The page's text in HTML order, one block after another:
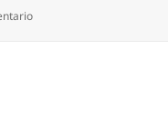
en La noche americana